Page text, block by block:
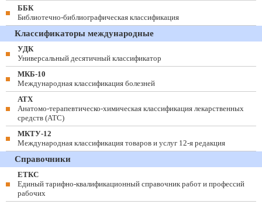
ББК
Библиотечно-библиографическая классификация
Классификаторы международные
УДК
Универсальный десятичный классификатор
МКБ-10
Международная классификация болезней
АТХ
Анатомо-терапевтическо-химическая классификация лекарственных
средств (ATC)
МКТУ-12
Международная классификация товаров и услуг 12-я редакция
Справочники
ЕТКС
Единый тарифно-квалификационный справочник работ и профессий
рабочих